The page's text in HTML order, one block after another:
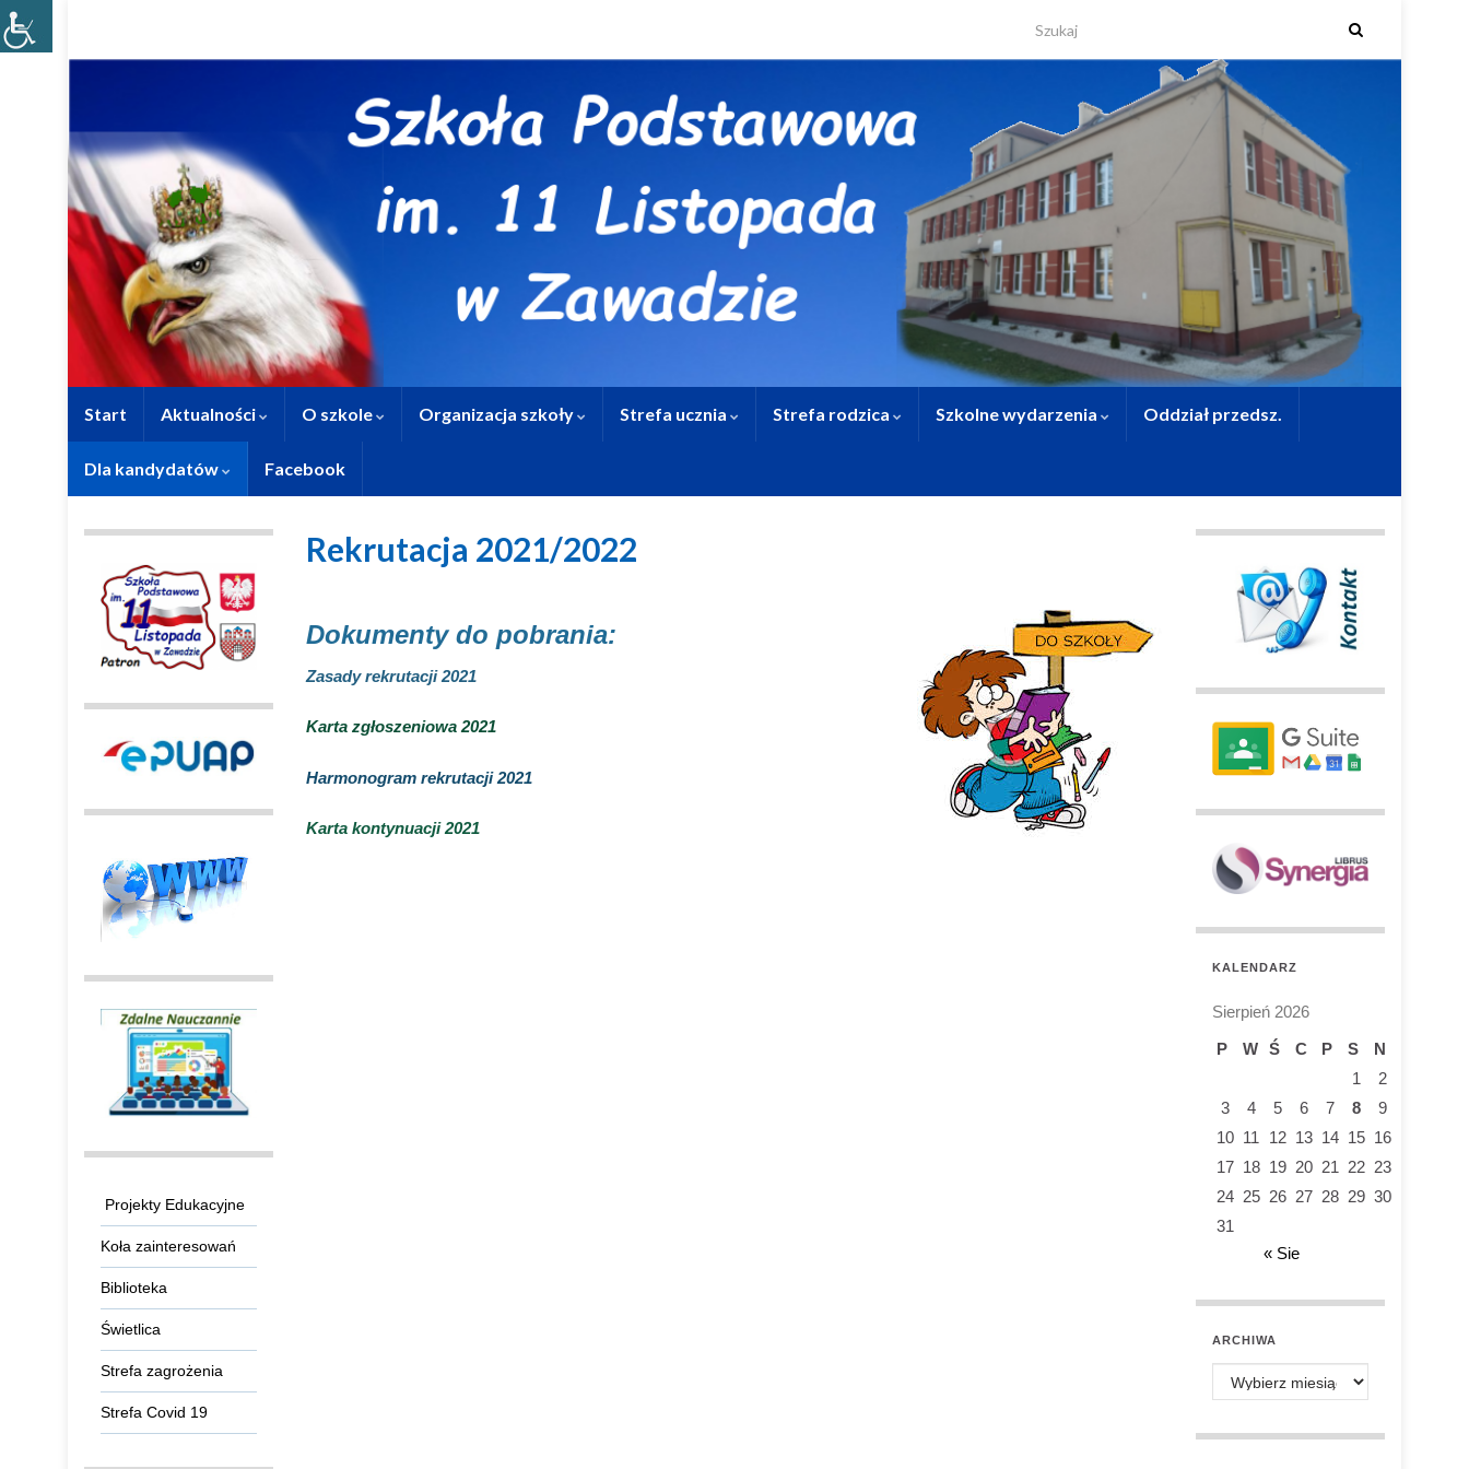
Start Aktualności O szkole Organizacja szkoły Strefa ucznia Strefa rodzica Szkolne wydarzenia Oddział przedsz.
Dla kandydatów Facebook
Rekrutacja 2021/2022
Dokumenty do pobrania:
Zasady rekrutacji 2021
Karta zgłoszeniowa 2021
Harmonogram rekrutacji 2021
Karta kontynuacji 2021
Projekty Edukacyjne
Koła zainteresowań
Biblioteka
Świetlica
Strefa zagrożenia
Strefa Covid 19
KALENDARZ
Sierpień 2026
P
W Ś C P S
N
1
2
3
4 5 6 7 8
9
10 11 12 13 14 15 16
17 18 19 20 21 22 23
24 25 26 27 28 29 30
31
« Sie
ARCHIWA
Archiwa